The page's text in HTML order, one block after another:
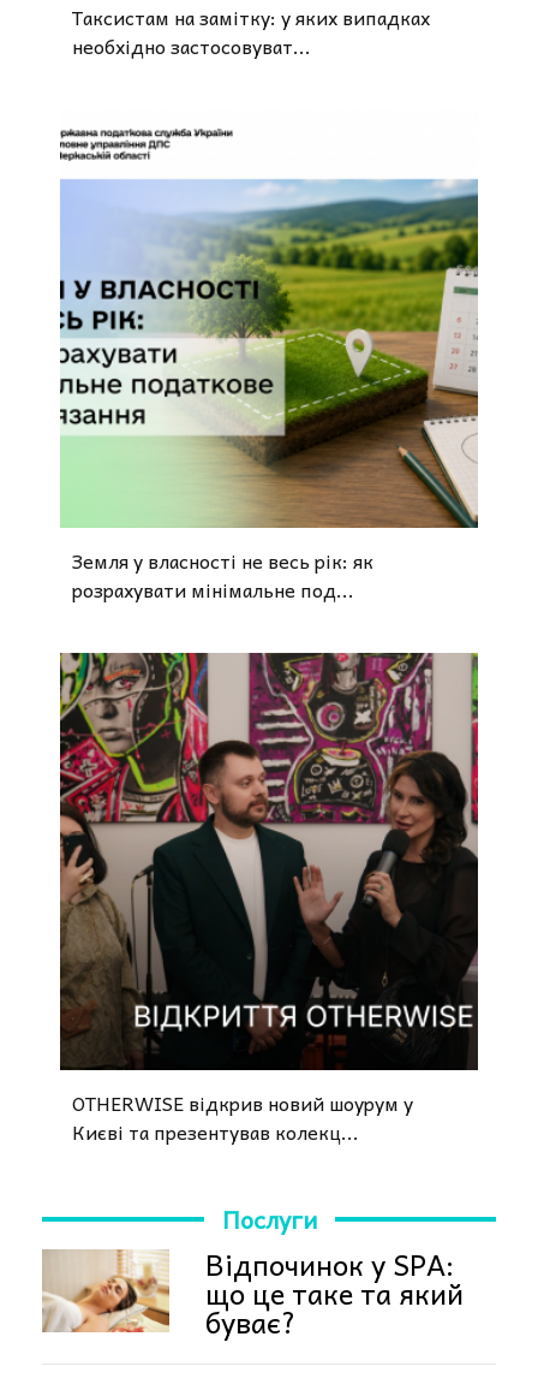
Таксистам на замітку: у яких випадках
необхідно застосовуват...
Земля у власності не весь рік: як
розрахувати мінімальне под...
OTHERWISE відкрив новий шоурум у
Києві та презентував колекц...
Послуги
Відпочинок у SPA:
що це таке та який
буває?